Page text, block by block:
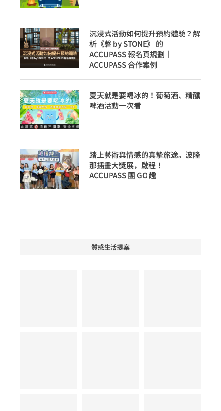
沉浸式活動如何提升預約體驗？解
析《磬 by STONE》 的
ACCUPASS 報名頁規劃｜
ACCUPASS 合作案例
夏天就是要喝冰的！葡萄酒、精釀
啤酒活動一次看
踏上藝術與情感的真摯旅途。波隆
那插畫大獎展，啟程！│
ACCUPASS 團 GO 趣
質感生活提案